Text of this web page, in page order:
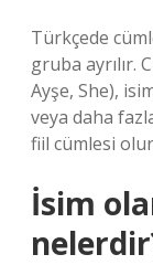
Türkçede
gruba ayrılır.
Ayşe, She),
veya daha
fiil cümlesi
İsim